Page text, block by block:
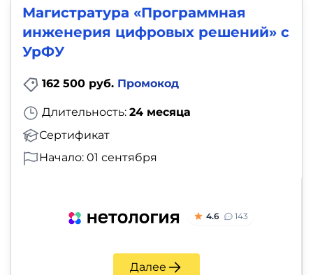
Магистратура «Программная
инженерия цифровых решений» с
УрФУ
162 500 руб. Промокод
Длительность: 24 месяца
Сертификат
Начало: 01 сентября
4.6 143
Далее